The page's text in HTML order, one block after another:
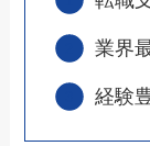
業界
経験